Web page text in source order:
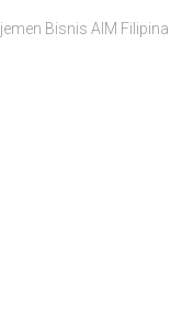
Bisnis AIM Filipina